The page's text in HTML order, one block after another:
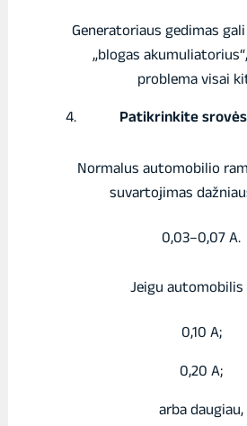
Generatoriaus gedimas
„blogas
problema visai
Patikrinkite
Normalus automobilio
suvartojimas
0,03–0,07 A.
Jeigu automobilis
0,10 A;
0,20 A;
arba daugiau,